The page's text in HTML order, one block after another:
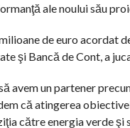
ale noului său
de euro acordat
şi Bancă de Cont, a
avem un partener
că atingerea
către energia verde şi